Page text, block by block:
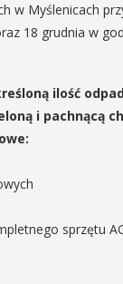
w Myślenicach
18 grudnia w
ilość
i pachnącą
sprzętu